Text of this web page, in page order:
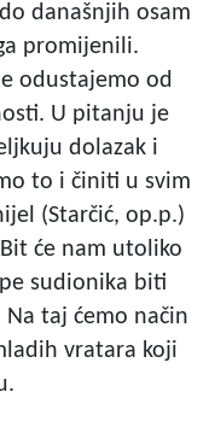
današnjih osam
promijenili.
odustajemo od
U pitanju je
dolazak i
to i činiti u svim
(Starčić, op.p.)
će nam utoliko
sudionika biti
taj ćemo način
vratara koji